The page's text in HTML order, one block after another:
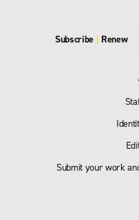
Subscribe | Renew
Submit your work